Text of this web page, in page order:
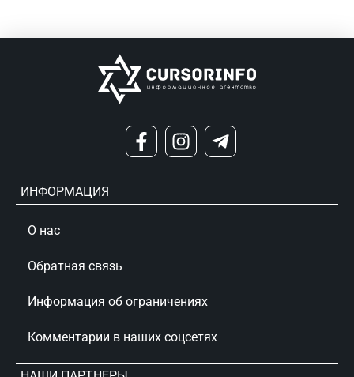
ИНФОРМАЦИЯ
О нас
Обратная связь
Информация об ограничениях
Комментарии в наших соцсетях